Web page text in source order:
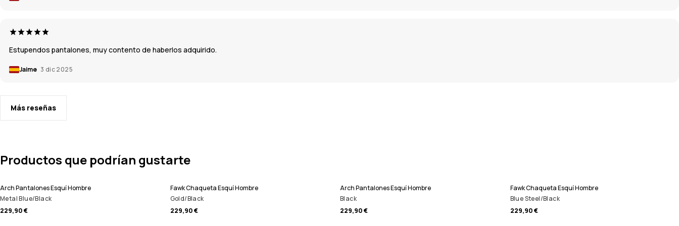
Estupendos pantalones, muy contento de haberlos adquirido.
Jaime 3 dic 2025
Más reseñas
Productos que podrían gustarte
Arch Pantalones Esquí Hombre
Metal Blue/Black
229,90 €
Fawk Chaqueta Esquí Hombre
Gold/Black
229,90 €
Arch Pantalones Esquí Hombre
Black
229,90 €
Fawk Chaqueta Esquí Hombre
Blue Steel/Black
229,90 €